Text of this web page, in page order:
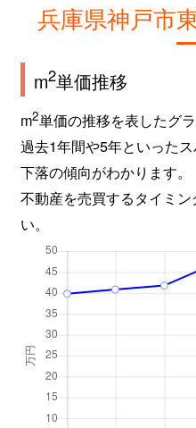
2,500
甲南町
甲南町
5,100
甲南町
4,600万
甲南町
1,800万
甲南町
5,000
向洋町中
向洋町中
向洋町中
兵庫県神戸市
m2単価推移
m2単価の推移を表したグラ
過去1年間や5年といった
下落の傾向がわかります。
不動産を売買するタイミ
い。